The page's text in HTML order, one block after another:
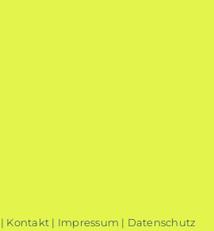
Kontakt | Impressum | Datenschutz